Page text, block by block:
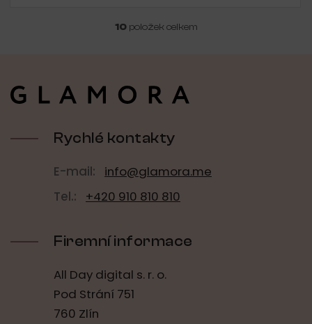
O
d
a
p
k
y
v
i
u
10položek celkem
Rychlé kontakty
E-mail:
info@glamora.me
Tel.:
+420 910 810 810
Firemní informace
All Day digital s. r. o.
Pod Strání 751
760 Zlín